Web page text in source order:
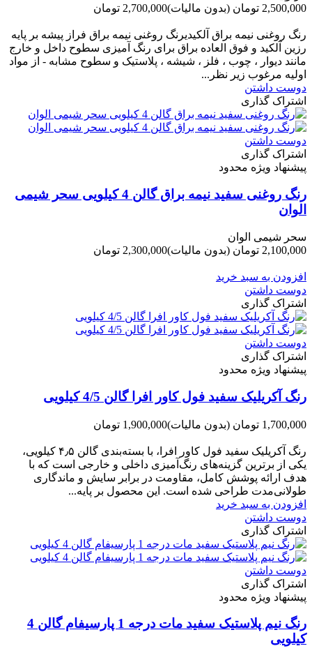
2,500,000 تومان
(بدون مالیات)2,700,000 تومان
رنگ روغنی نیمه براق آلکیدیرنگ روغنی نیمه براق فراز پیشه بر پایه
رزین آلکید و فوق العاده براق برای رنگ آمیزی سطوح داخل و خارج
مانند دیوار ، چوب ، فلز ، شیشه ، پلاستیک و سطوح مشابه - از مواد
اولیه مرغوب زیر نظر...
دوست داشتن
اشتراک گذاری
دوست داشتن
اشتراک گذاری
پیشنهاد ویژه محدود
رنگ روغنی سفید نیمه براق گالن 4 کیلویی سحر شیمی
الوان
سحر شیمی الوان
2,100,000 تومان
(بدون مالیات)2,300,000 تومان
افزودن به سبد خرید
دوست داشتن
اشتراک گذاری
دوست داشتن
اشتراک گذاری
پیشنهاد ویژه محدود
رنگ آکریلیک سفید فول کاور افرا گالن 4/5 کیلویی
1,700,000 تومان (بدون مالیات)1,900,000 تومان
رنگ آکریلیک سفید فول کاور افرا، با بسته‌بندی گالن ۴٫۵ کیلویی،
یکی از برترین گزینه‌های رنگ‌آمیزی داخلی و خارجی است که با
هدف ارائه پوشش کامل، مقاومت در برابر سایش و ماندگاری
طولانی‌مدت طراحی شده است. این محصول بر پایه...
افزودن به سبد خرید
دوست داشتن
اشتراک گذاری
دوست داشتن
اشتراک گذاری
پیشنهاد ویژه محدود
رنگ نیم پلاستیک سفید مات درجه 1 پارسیفام گالن 4
کیلویی